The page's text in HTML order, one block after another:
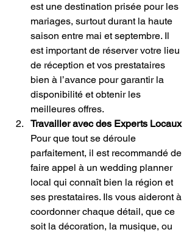
est une destination prisée pour les
mariages, surtout durant la haute
saison entre mai et septembre. Il
est important de réserver votre lieu
de réception et vos prestataires
bien à l’avance pour garantir la
disponibilité et obtenir les
meilleures offres.
Travailler avec des Experts Locaux
Pour que tout se déroule
parfaitement, il est recommandé de
faire appel à un wedding planner
local qui connaît bien la région et
ses prestataires. Ils vous aideront à
coordonner chaque détail, que ce
soit la décoration, la musique, ou